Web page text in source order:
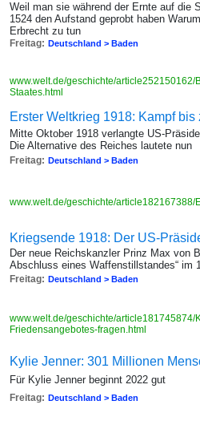
Weil man sie während der Ernte auf die
1524 den Aufstand geprobt haben
Erbrecht zu tun
Freitag: Deutschland > Baden
www.welt.de/geschichte/
Staates.html
Erster Weltkrieg 1918: Kampf bis
Mitte Oktober 1918 verlangte US-
Die Alternative des Reiches lautete nun
Freitag: Deutschland > Baden
www.welt.de/geschichte/
Kriegsende 1918: Der US-
Der neue Reichskanzler Prinz Max von
Abschluss eines Waffenstillstandes“ im
Freitag: Deutschland > Baden
www.welt.de/geschichte/
Friedensangebotes-fragen.html
Kylie Jenner: 301 Millionen
Für Kylie Jenner beginnt 2022 gut
Freitag: Deutschland > Baden